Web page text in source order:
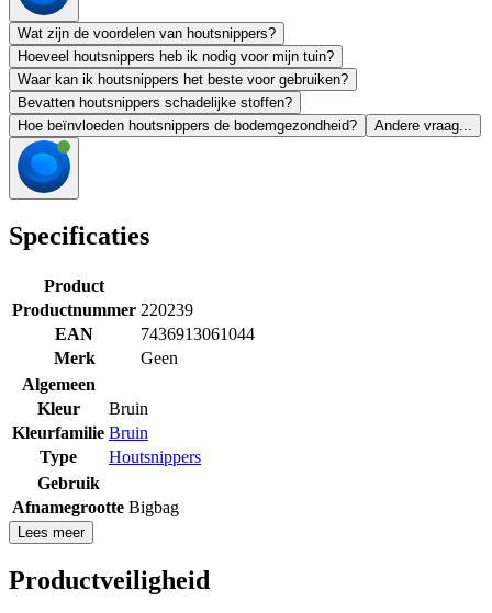
Wat zijn de voordelen van houtsnippers?
Hoeveel houtsnippers heb ik nodig voor mijn tuin?
Waar kan ik houtsnippers het beste voor gebruiken?
Bevatten houtsnippers schadelijke stoffen?
Hoe beïnvloeden houtsnippers de bodemgezondheid?
Andere vraag...
Specificaties
Product
Productnummer 220239
EAN
7436913061044
Merk
Geen
Algemeen
Kleur
Bruin
Kleurfamilie Bruin
Type
Houtsnippers
Gebruik
Afnamegrootte Bigbag
Lees meer
Productveiligheid